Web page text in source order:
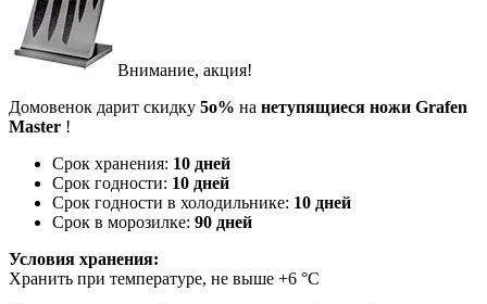
Внимание, акция!
Домовенок дарит скидку 5o% на нетупящиеся ножи Grafen
Master !
Срок хранения: 10 дней
Срок годности: 10 дней
Срок годности в холодильнике: 10 дней
Срок в морозилке: 90 дней
Условия хранения:
Хранить при температуре, не выше +6 °С